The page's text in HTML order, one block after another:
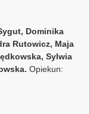
Dominika
Rutowicz, Maja
Sylwia
Opiekun: